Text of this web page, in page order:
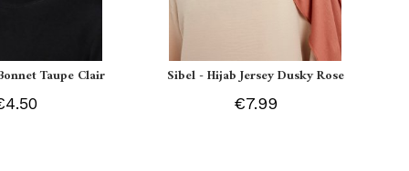
Taupe Clair Sibel - Hijab Jersey Dusky Rose
€7.99